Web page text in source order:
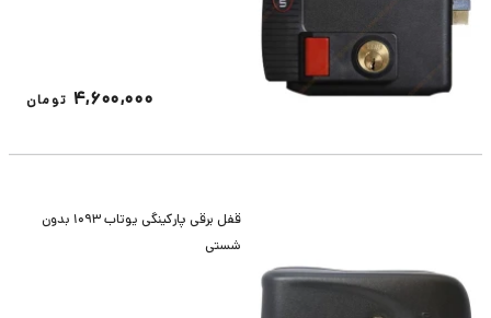
4,600,000 تومان
قفل برقی پارکینگی یوتاب 1093 بدون
شستی